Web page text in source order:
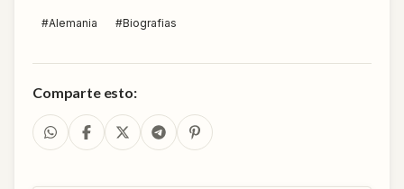
#Alemania #Biografias
Comparte esto: